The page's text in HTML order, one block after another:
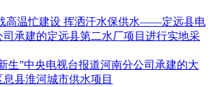
高温忙建设 挥洒汗水保供水——定远县电
司承建的定远县第二水厂项目进行实地采
生”中央电视台报道河南分公司承建的大
县淮河城市供水项目